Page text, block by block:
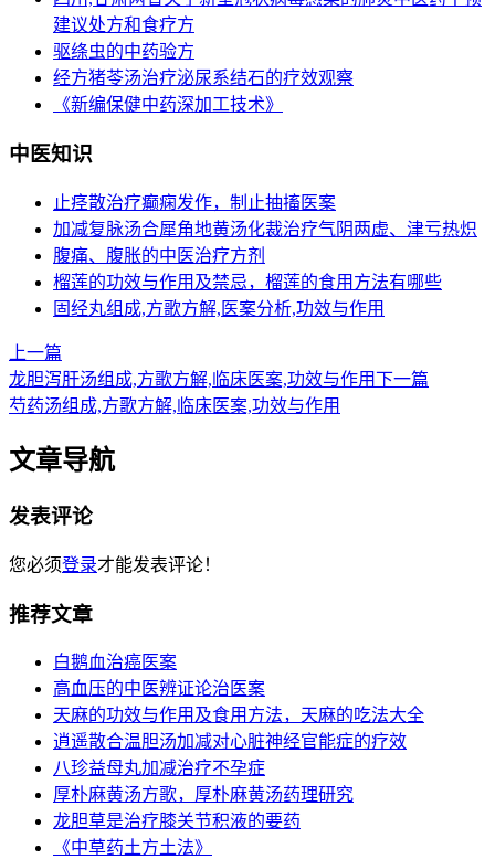
建议处方和食疗方
驱绦虫的中药验方
经方猪苓汤治疗泌尿系结石的疗效观察
《新编保健中药深加工技术》
中医知识
止痉散治疗癫痫发作，制止抽搐医案
加减复脉汤合犀角地黄汤化裁治疗气阴两虚、津亏热炽
腹痛、腹胀的中医治疗方剂
榴莲的功效与作用及禁忌，榴莲的食用方法有哪些
固经丸组成,方歌方解,医案分析,功效与作用
上一篇
龙胆泻肝汤组成,方歌方解,临床医案,功效与作用下一篇
芍药汤组成,方歌方解,临床医案,功效与作用
文章导航
发表评论
您必须登录才能发表评论！
推荐文章
白鹅血治癌医案
高血压的中医辨证论治医案
天麻的功效与作用及食用方法，天麻的吃法大全
逍遥散合温胆汤加减对心脏神经官能症的疗效
八珍益母丸加减治疗不孕症
厚朴麻黄汤方歌，厚朴麻黄汤药理研究
龙胆草是治疗膝关节积液的要药
《中草药土方土法》